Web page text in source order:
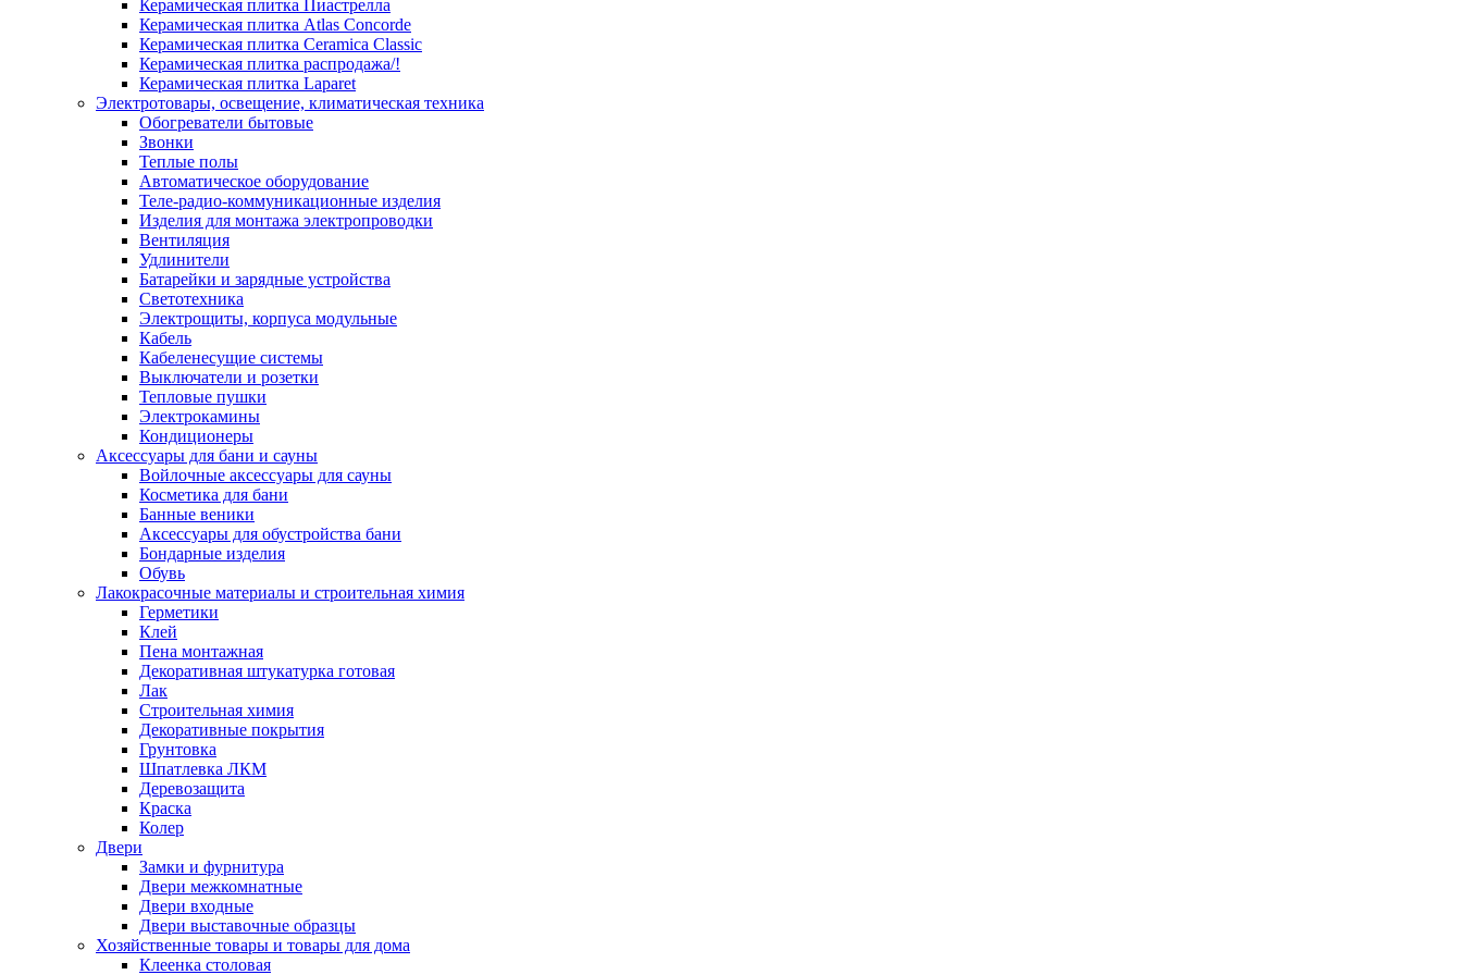
Керамическая плитка Пиастрелла
Керамическая плитка Atlas Concorde
Керамическая плитка Ceramica Classic
Керамическая плитка распродажа/!
Керамическая плитка Laparet
Электротовары, освещение, климатическая техника
Обогреватели бытовые
Звонки
Теплые полы
Автоматическое оборудование
Теле-радио-коммуникационные изделия
Изделия для монтажа электропроводки
Вентиляция
Удлинители
Батарейки и зарядные устройства
Светотехника
Электрощиты, корпуса модульные
Кабель
Кабеленесущие системы
Выключатели и розетки
Тепловые пушки
Электрокамины
Кондиционеры
Аксессуары для бани и сауны
Войлочные аксессуары для сауны
Косметика для бани
Банные веники
Аксессуары для обустройства бани
Бондарные изделия
Обувь
Лакокрасочные материалы и строительная химия
Герметики
Клей
Пена монтажная
Декоративная штукатурка готовая
Лак
Строительная химия
Декоративные покрытия
Грунтовка
Шпатлевка ЛКМ
Деревозащита
Краска
Колер
Двери
Замки и фурнитура
Двери межкомнатные
Двери входные
Двери выставочные образцы
Хозяйственные товары и товары для дома
Клеенка столовая